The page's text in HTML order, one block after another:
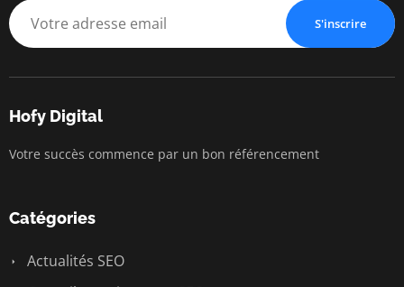
S'inscrire
Hofy Digital
Votre succès commence par un bon référencement
Catégories
Actualités SEO